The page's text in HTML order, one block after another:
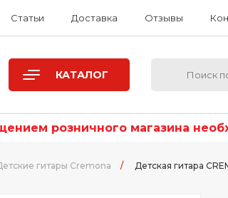
Статьи Доставка Отзывы
КАТАЛОГ
розничного магазина
гитары Cremona / Детская гитара